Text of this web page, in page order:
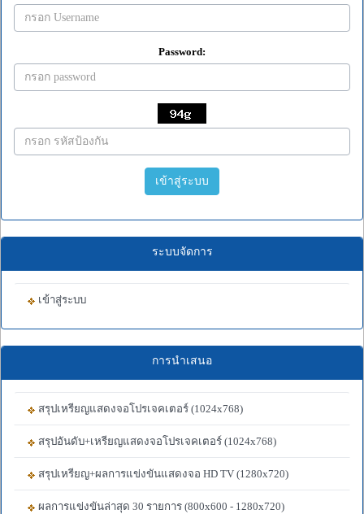
Password:
เข้าสู่ระบบ
ระบบจัดการ
เข้าสู่ระบบ
การนำเสนอ
สรุปเหรียญแสดงจอโปรเจคเตอร์ (1024x768)
สรุปอันดับ+เหรียญแสดงจอโปรเจคเตอร์ (1024x768)
สรุปเหรียญ+ผลการแข่งขันแสดงจอ HD TV (1280x720)
ผลการแข่งขันล่าสุด 30 รายการ (800x600 - 1280x720)